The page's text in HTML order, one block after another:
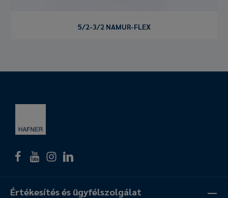
5/2-3/2 NAMUR-FLEX
Értékesítés és ügyfélszolgálat